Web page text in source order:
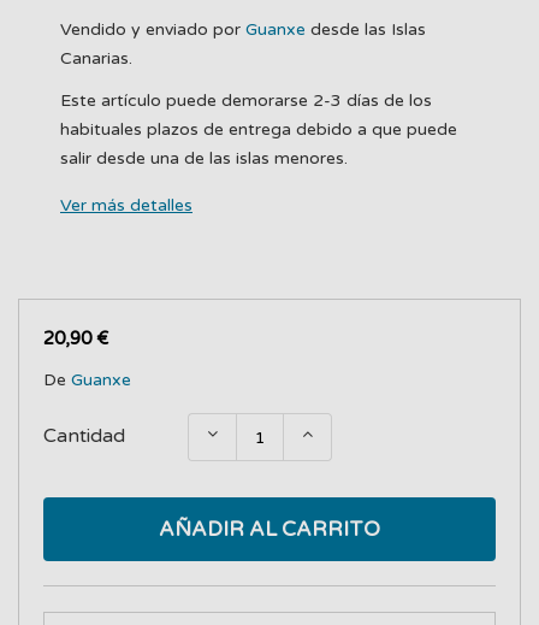
Vendido y enviado por Guanxe desde las Islas
Canarias.
Este artículo puede demorarse 2-3 días de los
habituales plazos de entrega debido a que puede
salir desde una de las islas menores.
Ver más detalles
20,90 €
De Guanxe
Cantidad
AÑADIR AL CARRITO